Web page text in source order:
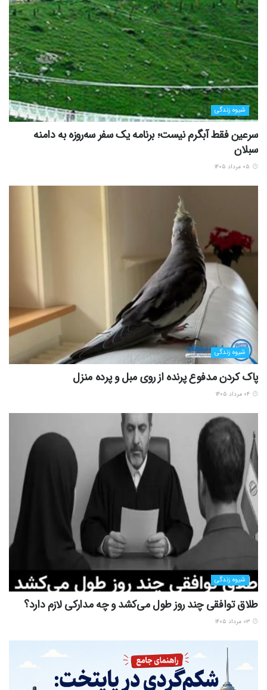
شیوه زندگی
سرعین فقط آبگرم نیست؛ برنامه یک سفر سه‌روزه به دامنه
سبلان
شیوه زندگی
پاک کردن مدفوع پرنده از روی مبل و پرده منزل
شیوه زندگی
طلاق توافقی چند روز طول می‌کشد و چه مدارکی لازم دارد؟